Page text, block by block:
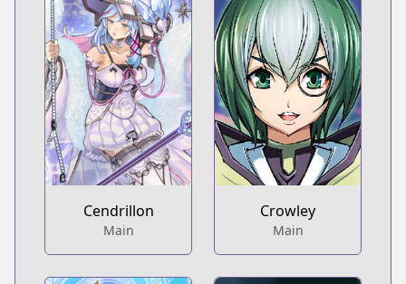
Cendrillon
Main
Crowley
Main